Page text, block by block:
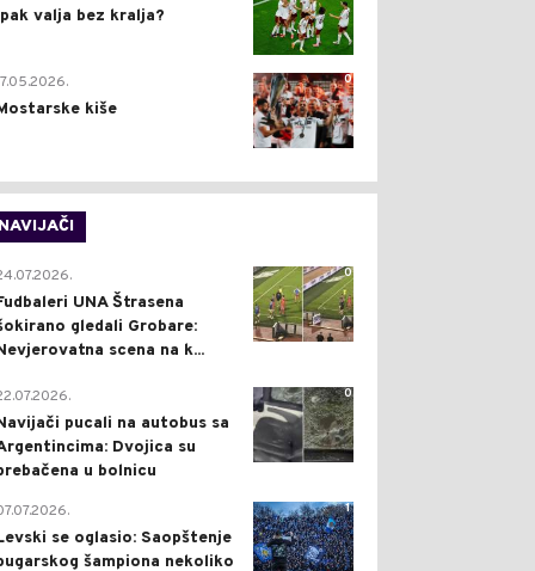
valja bez kralja?
0
kiše
NAVIJAČI
0
UNA Štrasena
gledali Grobare:
scena na k...
0
pucali na autobus sa
Dvojica su
u bolnicu
1
se oglasio: Saopštenje
šampiona nekoliko